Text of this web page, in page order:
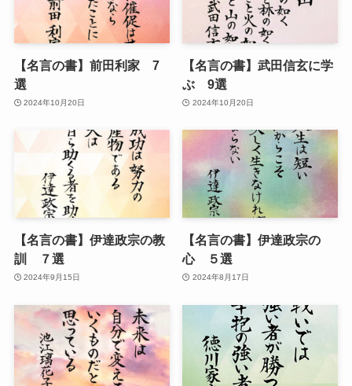
【名言の書】前田利家 7
選
2024年10月20日
【名言の書】武田信玄に学
ぶ 9選
2024年10月20日
【名言の書】伊達政宗の教
訓 ７選
2024年9月15日
【名言の書】伊達政宗の
心 ５選
2024年8月17日